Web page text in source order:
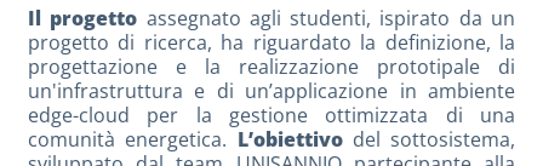
Il progetto assegnato agli studenti, ispirato da un
progetto di ricerca, ha riguardato la definizione, la
progettazione e la realizzazione prototipale di
un'infrastruttura e di un’applicazione in ambiente
edge-cloud per la gestione ottimizzata di una
comunità energetica. L’obiettivo del sottosistema,